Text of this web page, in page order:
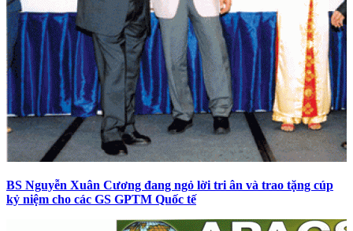
BS Nguyễn Xuân Cương đang ngỏ lời tri ân và trao tặng cúp
kỷ niệm cho các GS GPTM Quốc tế